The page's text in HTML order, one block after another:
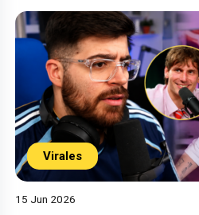
Virales
15 Jun 2026